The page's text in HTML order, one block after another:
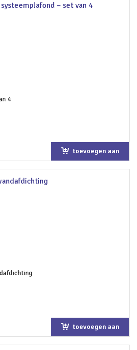
– set van 4
toevoegen aan
winkelwagen
toevoegen aan
winkelwagen